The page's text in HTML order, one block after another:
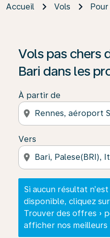
Accueil Vols
Vols pas chers
Bari dans les
À partir de
location_on
Vers
location_on
Si aucun résultat n’est
disponible, cliquez sur
Trouver des offres »
afficher nos meilleurs
Si aucun résultat n’est